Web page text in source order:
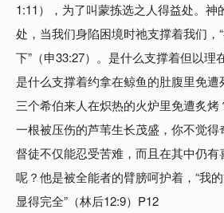
1:11），为了叫蒙拣选之人得益处。神
处，当我们身陷困境时祂支撑着我们，
下”（申33:27）。是什么支撑着但以理
是什么支撑着约拿在鲸鱼的肚腹里免
三个希伯来人在炽热的火炉里免遭炙
一根被压伤的芦苇生长茂盛，你不觉
督徒不仅能忍受苦难，而且在其中仍
呢？他是被全能者的臂膀呵护着，“我
显得完全”（林后12:9）P12